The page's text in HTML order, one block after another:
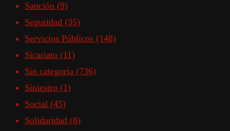
Sanción (9)
Seguridad (35)
Servicios Públicos (148)
Sicariato (11)
Sin categoría (736)
Siniestro (1)
Social (45)
Solidaridad (8)